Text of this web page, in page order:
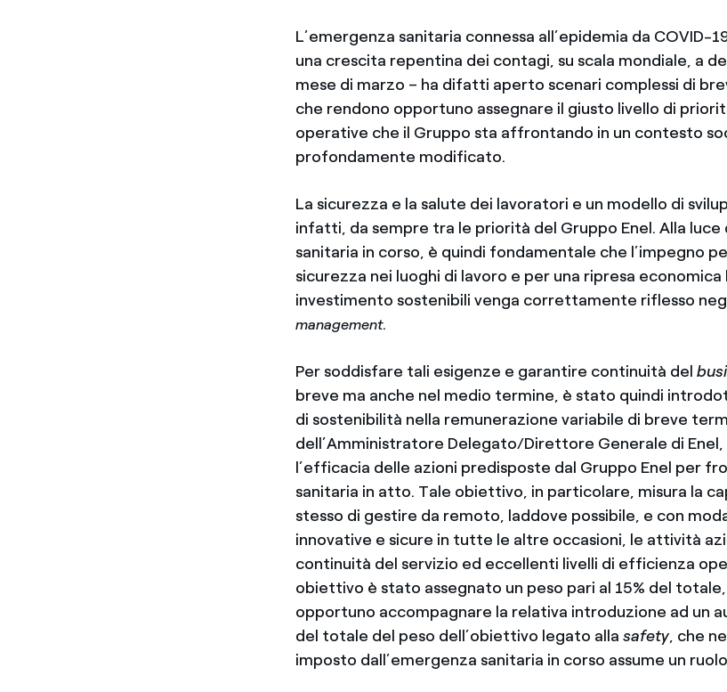
L’emergenza sanitaria connessa all’epidemia da COVID-
una crescita repentina dei contagi, su scala mondiale, a
mese di marzo – ha difatti aperto scenari complessi di
che rendono opportuno assegnare il giusto livello di
operative che il Gruppo sta affrontando in un contesto
profondamente modificato.
La sicurezza e la salute dei lavoratori e un modello di
infatti, da sempre tra le priorità del Gruppo Enel. Alla luce
sanitaria in corso, è quindi fondamentale che l’impegno
sicurezza nei luoghi di lavoro e per una ripresa economica
investimento sostenibili venga correttamente riflesso
management.
Per soddisfare tali esigenze e garantire continuità del
breve ma anche nel medio termine, è stato quindi
di sostenibilità nella remunerazione variabile di breve
dell’Amministratore Delegato/Direttore Generale di Enel,
l’efficacia delle azioni predisposte dal Gruppo Enel per
sanitaria in atto. Tale obiettivo, in particolare, misura la
stesso di gestire da remoto, laddove possibile, e con
innovative e sicure in tutte le altre occasioni, le attività
continuità del servizio ed eccellenti livelli di efficienza
obiettivo è stato assegnato un peso pari al 15% del
opportuno accompagnare la relativa introduzione ad un
del totale del peso dell’obiettivo legato allasafety, che
imposto dall’emergenza sanitaria in corso assume un